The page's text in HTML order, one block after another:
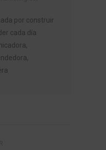
por construir
cada día